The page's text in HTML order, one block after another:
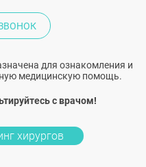
для ознакомления и
медицинскую помощь.
с врачом!
хирургов